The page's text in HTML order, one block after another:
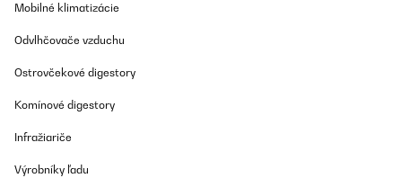
Mobilné klimatizácie
Odvlhčovače vzduchu
Ostrovčekové digestory
Komínové digestory
Infražiariče
Výrobníky ľadu